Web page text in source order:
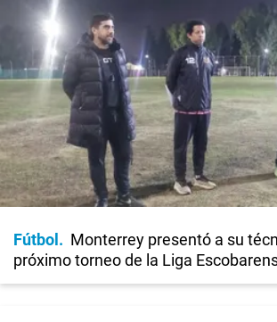
Fútbol
Monterrey presentó a su
próximo torneo de la Liga